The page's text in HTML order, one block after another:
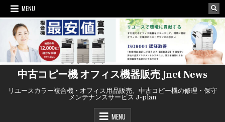
Skip
content
MENU
中古コピー機 オフィス機器販売 Jnet News
リユースカラー複合機・オフィス用品販売、中古コピー機の修理・保守
メンテナンスサービス J-plan
MENU